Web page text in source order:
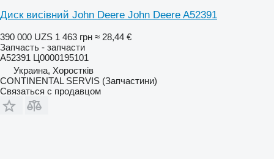
Диск висівний John Deere John Deere A52391
390 000 UZS 1 463 грн ≈ 28,44 €
Запчасть - запчасти
A52391 Ц0000195101
Украина, Хоростків
CONTINENTAL SERVIS (Запчастини)
Связаться с продавцом